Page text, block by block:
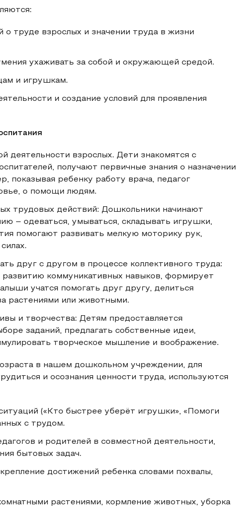
труде взрослых и значении труда в жизни
ухаживать за собой и окружающей средой.
и игрушкам.
и создание условий для проявления
деятельности взрослых. Дети знакомятся с
получают первичные знания о назначении
показывая ребенку работу врача, педагог
о помощи людям.
трудовых действий: Дошкольники начинают
– одеваться, умываться, складывать игрушки,
помогают развивать мелкую моторику рук,
друг с другом в процессе коллективного труда:
развитию коммуникативных навыков, формирует
учатся помогать друг другу, делиться
растениями или животными.
и творчества: Детям предоставляется
заданий, предлагать собственные идеи,
творческое мышление и воображение.
в нашем дошкольном учреждении, для
и осознания ценности труда, используются
(«Кто быстрее уберёт игрушки», «Помоги
с трудом.
и родителей в совместной деятельности,
бытовых задач.
достижений ребенка словами похвалы,
растениями, кормление животных, уборка